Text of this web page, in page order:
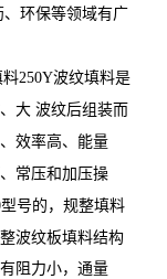
环保等领域有广
250Y波纹填料是
大 波纹后组装而
效率高、能量
常压和加压操
号的，规整填料
波纹板填料结构
阻力小，通量